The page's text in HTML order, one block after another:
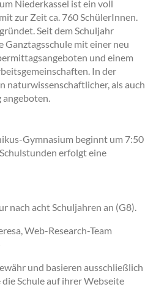
Niederkassel ist ein voll
zur Zeit ca. 760 SchülerInnen.
Seit dem Schuljahr
Ganztagsschule mit einer neu
und einem
In der
naturwissenschaftlicher, als auch
angeboten.
Gymnasium beginnt um 7:50
erfolgt eine
nach acht Schuljahren an (G8).
Web-Research-Team
und basieren ausschließlich
Schule auf ihrer Webseite